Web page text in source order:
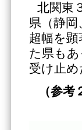
北関東
県（静
超幅を
た県も
受け止め
（参